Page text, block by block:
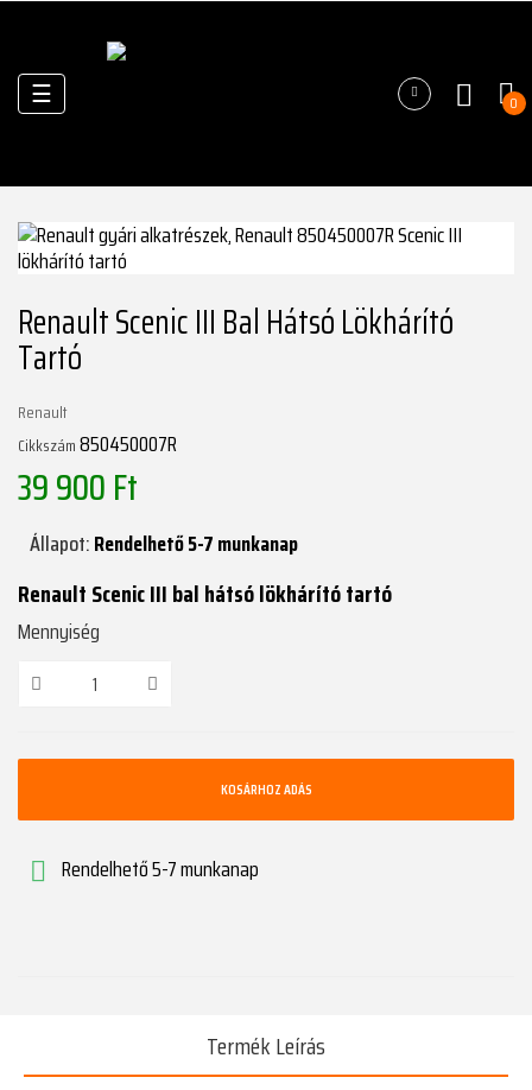
Váltás
a
☰ 0
Renault Scenic III Bal Hátsó Lökhárító
Tartó
Renault
Cikkszám850450007R
39 900 Ft
Állapot:Rendelhető 5-7 munkanap
Renault Scenic III bal hátsó lökhárító tartó
Mennyiség
KOSÁRHOZ ADÁS
 Rendelhető 5-7 munkanap
Termék Leírás